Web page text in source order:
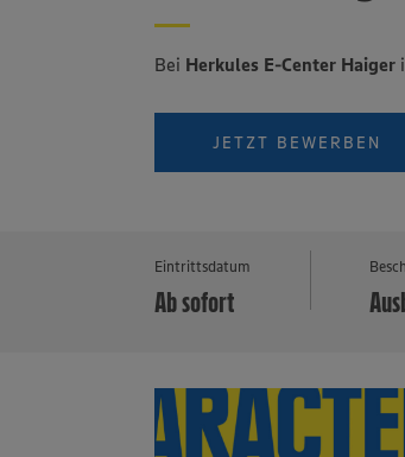
Bei Herkules E-Center Haiger
JETZT BEWERBEN
Eintrittsdatum
Ab sofort